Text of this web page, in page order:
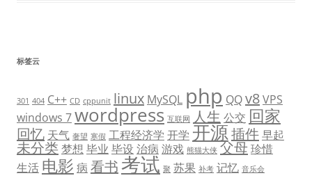
标签云
301 404 C++ CD cppunit linux MySQL php QQv8VPS
windows 7wordpress 互联网 人生 公交 回家
回忆 天气 奢望 寒假 工程经济学 开学 开源插件早起
未分类 梦想 毕业 毕设 治病 游戏 熊猫大侠 父母珍惜
生活 电影 病 看书 考试 聚 苏果 补考 记忆 音乐会